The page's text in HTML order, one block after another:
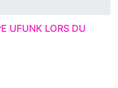
UFUNK LORS DU